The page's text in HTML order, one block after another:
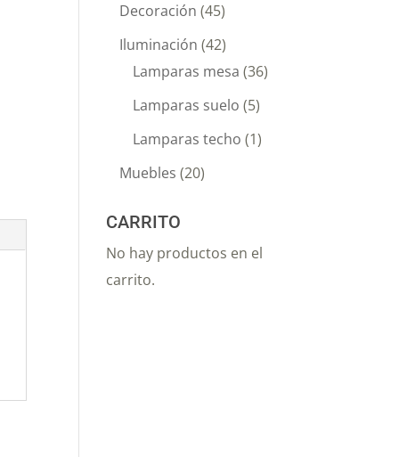
Decoración (45)
Iluminación (42)
Lamparas mesa (36)
Lamparas suelo (5)
Lamparas techo (1)
Muebles (20)
CARRITO
No hay productos en el
carrito.